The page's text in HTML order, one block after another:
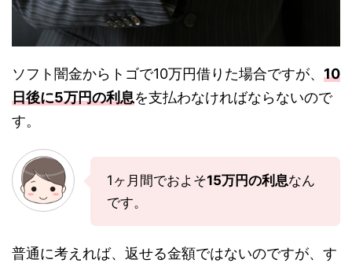
ソフト闇金からトゴで10万円借りた場合ですが、 10
日後に5万円の利息を支払わなければならないので
す。
1ヶ月間でおよそ15万円の利息なん
です。
普通に考えれば、返せる金額ではないのですが、す